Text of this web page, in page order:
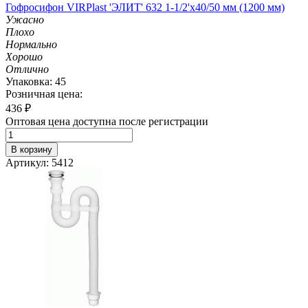
Гофросифон VIRPlast 'ЭЛИТ' 632 1-1/2'х40/50 мм (1200 мм)
Ужасно
Плохо
Нормально
Хорошо
Отлично
Упаковка: 45
Розничная цена:
436 ₽
Оптовая цена доступна после регистрации
В корзину
Артикул: 5412